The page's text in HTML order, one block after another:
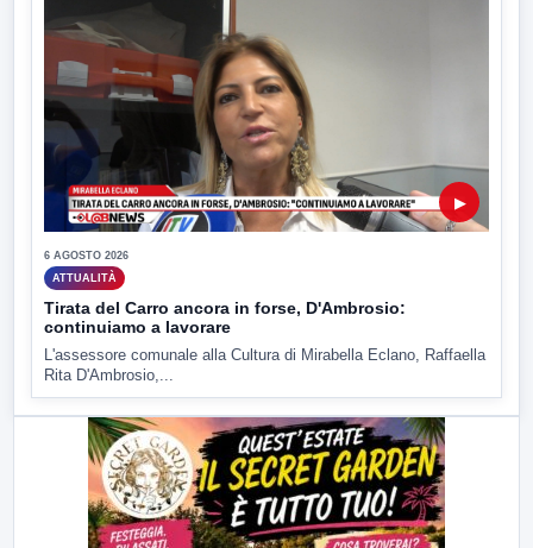
▶
6 AGOSTO 2026
ATTUALITÀ
Tirata del Carro ancora in forse, D'Ambrosio:
continuiamo a lavorare
L'assessore comunale alla Cultura di Mirabella Eclano, Raffaella
Rita D'Ambrosio,...